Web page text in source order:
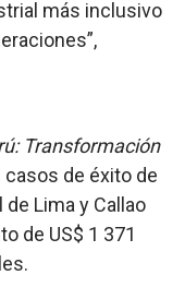
más inclusivo
Transformación
de éxito de
Lima y Callao
de US$ 1 371